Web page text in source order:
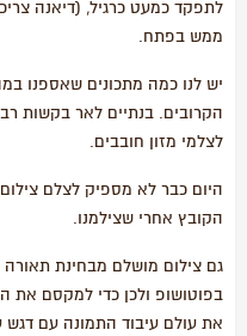
לתפקד כמעט כרגיל, (דיאנה
ממש בפתח.
יש לנו כמה מתכונים שאספנו
הקרובים. בנתיים לאר בקשות
לצלמי מזון חובבים.
היום כבר לא מספיק לצלם
הקובץ אחרי שצילמנו.
גם צילום מושלם מבחינת תאורה
בפוטושופ ולכן כדי למקסם את
את עולם עיבוד התמונה עם דגש